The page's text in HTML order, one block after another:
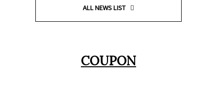
ALL NEWS LIST
COUPON